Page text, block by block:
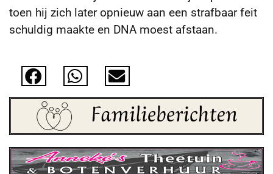
toen hij zich later opnieuw aan een strafbaar feit
schuldig maakte en DNA moest afstaan.